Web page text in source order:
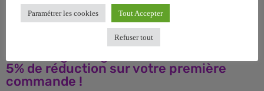
avec le BARF ? Inscrivez-vous pour recevoir
GRATUIT SUR LE BARF EN PDF immédiatement
5% de réduction sur votre première
commande !
Paramétrer les cookies Tout Accepter
Refuser tout